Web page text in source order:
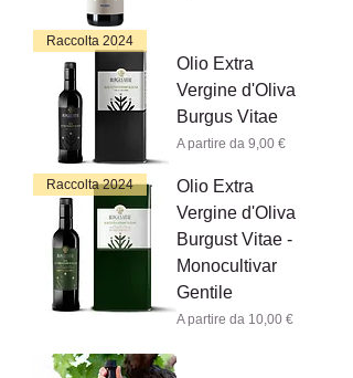
Raccolta 2024
Olio Extra
Vergine d'Oliva
Burgus Vitae
A partire da 9,00 €
Prezzo scontato
Raccolta 2024
Olio Extra
Vergine d'Oliva
Burgust Vitae -
Monocultivar
Gentile
A partire da 10,00 €
Prezzo scontato